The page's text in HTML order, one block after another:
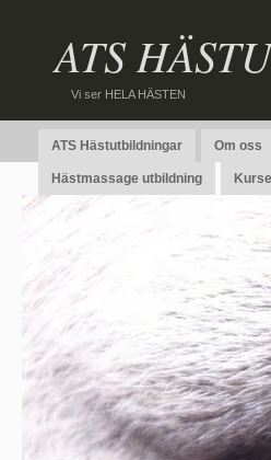
ATS
Vi ser HELA HÄSTEN
ATS Hästutbildningar Om oss
Hästmassage utbildning